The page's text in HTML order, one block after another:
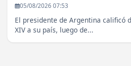
05/08/2026 07:53
El presidente de Argentina calificó
XIV a su país, luego de...